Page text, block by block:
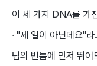
이 세 가지 DNA를 가
· "제 일이 아닌데요"
팀의 빈틈에 먼저 뛰어